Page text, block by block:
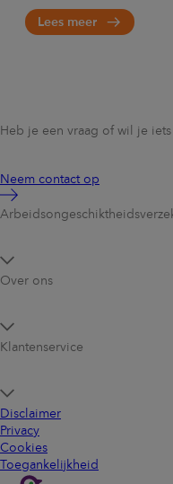
Lees meer
Heb je een vraag of wil je
Neem contact op
Over ons
Klantenservice
Disclaimer
Privacy
Cookies
Toegankelijkheid